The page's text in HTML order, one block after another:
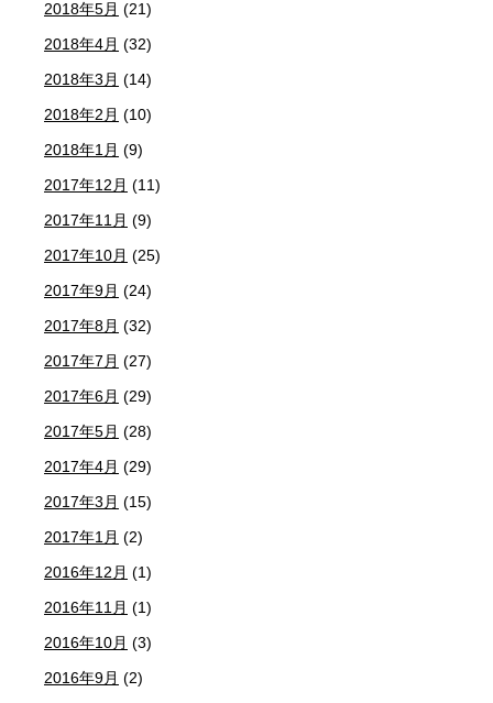
2018年5月 (21)
2018年4月 (32)
2018年3月 (14)
2018年2月 (10)
2018年1月 (9)
2017年12月 (11)
2017年11月 (9)
2017年10月 (25)
2017年9月 (24)
2017年8月 (32)
2017年7月 (27)
2017年6月 (29)
2017年5月 (28)
2017年4月 (29)
2017年3月 (15)
2017年1月 (2)
2016年12月 (1)
2016年11月 (1)
2016年10月 (3)
2016年9月 (2)